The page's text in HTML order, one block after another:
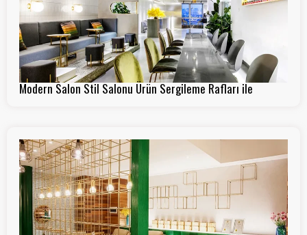
Modern Salon Stil Salonu Ürün Sergileme Rafları ile